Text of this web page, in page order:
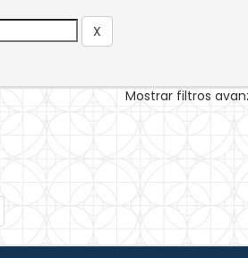
Mostrar filtros